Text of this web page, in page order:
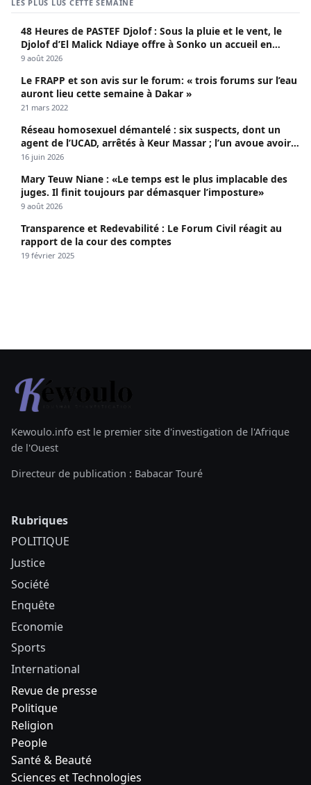
LES PLUS LUS CETTE SEMAINE
48 Heures de PASTEF Djolof : Sous la pluie et le vent, le
Djolof d’El Malick Ndiaye offre à Sonko un accueil en
apothéose
9 août 2026
Le FRAPP et son avis sur le forum: « trois forums sur l’eau
auront lieu cette semaine à Dakar »
21 mars 2022
Réseau homosexuel démantelé : six suspects, dont un
agent de l’UCAD, arrêtés à Keur Massar ; l’un avoue avoir
propagé le VIH depuis 2018
16 juin 2026
Mary Teuw Niane : «Le temps est le plus implacable des
juges. Il finit toujours par démasquer l’imposture»
9 août 2026
Transparence et Redevabilité : Le Forum Civil réagit au
rapport de la cour des comptes
19 février 2025
Kewoulo.info est le premier site d'investigation de l'Afrique
de l'Ouest
Directeur de publication : Babacar Touré
Rubriques
POLITIQUE
Justice
Société
Enquête
Economie
Sports
International
Revue de presse
Politique
Religion
People
Santé & Beauté
Sciences et Technologies